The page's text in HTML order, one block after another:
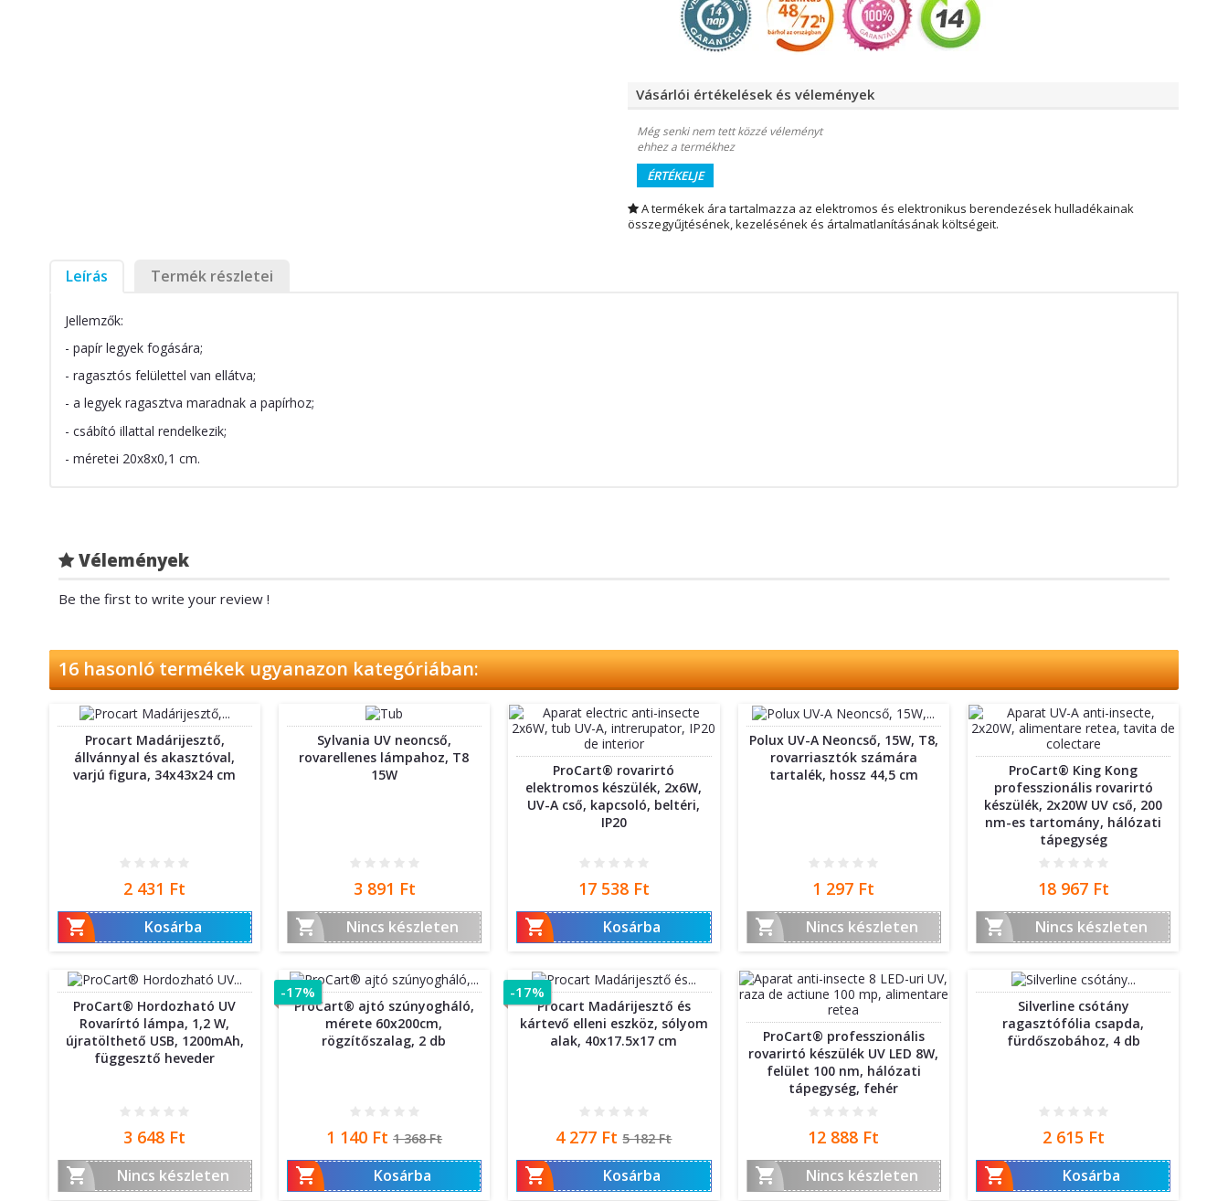
Vásárlói értékelések és vélemények
Még senki nem tett közzé véleményt
ehhez a termékhez
ÉRTÉKELJE
A termékek ára tartalmazza az elektromos és elektronikus berendezések hulladékainak
összegyűjtésének, kezelésének és ártalmatlanításának költségeit.
Leírás Termék részletei
Jellemzők:
- papír legyek fogására;
- ragasztós felülettel van ellátva;
- a legyek ragasztva maradnak a papírhoz;
- csábító illattal rendelkezik;
- méretei 20x8x0,1 cm.
Vélemények
Be the first to write your review !
16 hasonló termékek ugyanazon kategóriában:
Procart Madárijesztő,
állvánnyal és akasztóval,
varjú figura, 34x43x24 cm
Ár
2 431 Ft

Kosárba
Sylvania UV neoncső,
rovarellenes lámpahoz, T8
15W
Ár
3 891 Ft

Nincs készleten
ProCart® rovarirtó
elektromos készülék, 2x6W,
UV-A cső, kapcsoló, beltéri,
IP20
Ár
17 538 Ft

Kosárba
Polux UV-A Neoncső, 15W, T8,
rovarriasztók számára
tartalék, hossz 44,5 cm
Ár
1 297 Ft

Nincs készleten
ProCart® King Kong
professzionális rovarirtó
készülék, 2x20W UV cső, 200
nm-es tartomány, hálózati
tápegység
Ár
18 967 Ft

Nincs készleten
ProCart® Hordozható UV
Rovarírtó lámpa, 1,2 W,
újratölthető USB, 1200mAh,
függesztő heveder
Ár
3 648 Ft

Nincs készleten
ProCart® ajtó szúnyogháló,
mérete 60x200cm,
rögzítőszalag, 2 db
Ár
1 140 Ft Normál
ár
1 368 Ft
 Kosárba
-17%
Procart Madárijesztő és
kártevő elleni eszköz, sólyom
alak, 40x17.5x17 cm
Ár
4 277 Ft Normál
ár
5 182 Ft
 Kosárba
-17%
ProCart® professzionális
rovarirtó készülék UV LED 8W,
felület 100 nm, hálózati
tápegység, fehér
Ár
12 888 Ft

Nincs készleten
Silverline csótány
ragasztófólia csapda,
fürdőszobához, 4 db
Ár
2 615 Ft

Kosárba